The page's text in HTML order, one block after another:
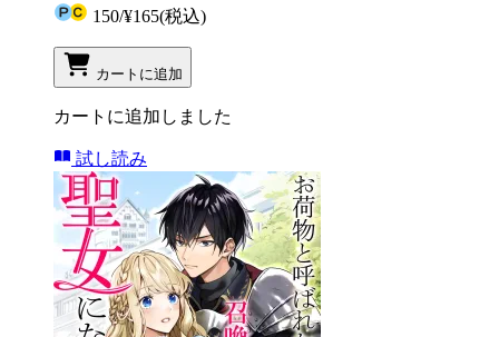
150/¥165(税込)
カートに追加
カートに追加しました
試し読み